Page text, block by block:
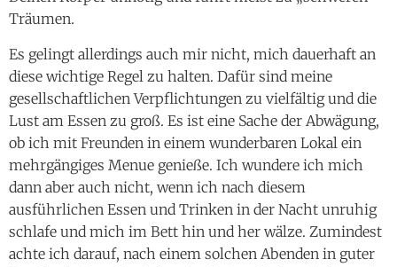
diese wichtige Regel zu halten. Dafür sind meine
Lust am Essen zu groß. Es ist eine Sache der Abwägung,
ob ich mit Freunden in einem wunderbaren Lokal ein
mehrgängiges Menue genieße. Ich wundere ich mich
dann aber auch nicht, wenn ich nach diesem
ausführlichen Essen und Trinken in der Nacht unruhig
schlafe und mich im Bett hin und her wälze. Zumindest
achte ich darauf, nach einem solchen Abenden in guter
Gesellschaft auch wieder eine Zeit zu haben, in der mein
Körper zu seinem eigenen Rhythmus zurückfinden
kann.